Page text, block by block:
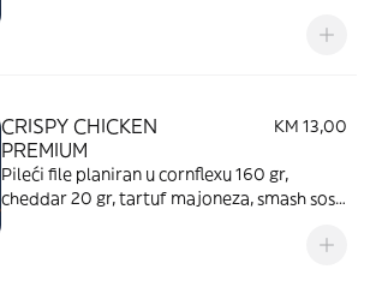
CRISPY CHICKEN
PREMIUM
KM 13,00
Pileći file planiran u cornflexu 160 gr,
cheddar 20 gr, tartuf majoneza, smash sos,